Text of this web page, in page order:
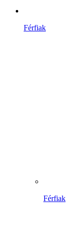
Férfiak
Férfiak